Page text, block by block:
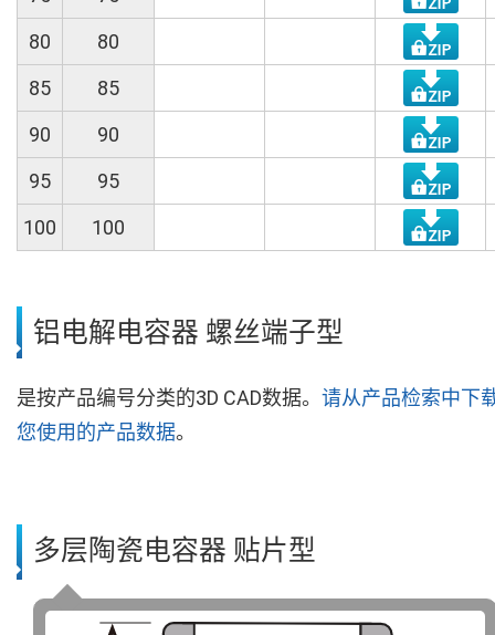
80
80
85
85
90
90
95
95
100
100
铝电解电容器 螺丝端子型
是按产品编号分类的3D CAD数据。 请从产品检索中下
您使用的产品数据。
多层陶瓷电容器 贴片型